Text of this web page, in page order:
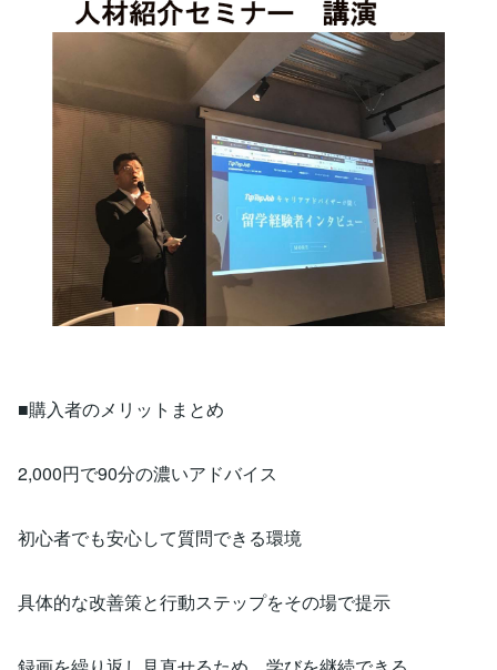
■購入者のメリットまとめ
2,000円で90分の濃いアドバイス
初心者でも安心して質問できる環境
具体的な改善策と行動ステップをその場で提示